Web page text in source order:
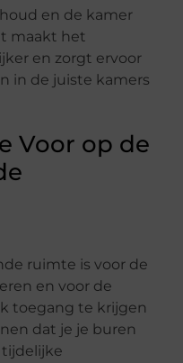
en de kamer
maakt het
en zorgt ervoor
in de juiste kamers
Voor op de
ruimte is voor de
en voor de
toegang te krijgen
dat je je buren